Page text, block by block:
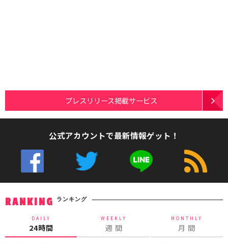
プレスリリース掲載サービス
公式アカウントで最新情報ゲット！
RANKING ランキング
DAILY
24時間
WEEKLY
週 間
MONTHLY
月 間